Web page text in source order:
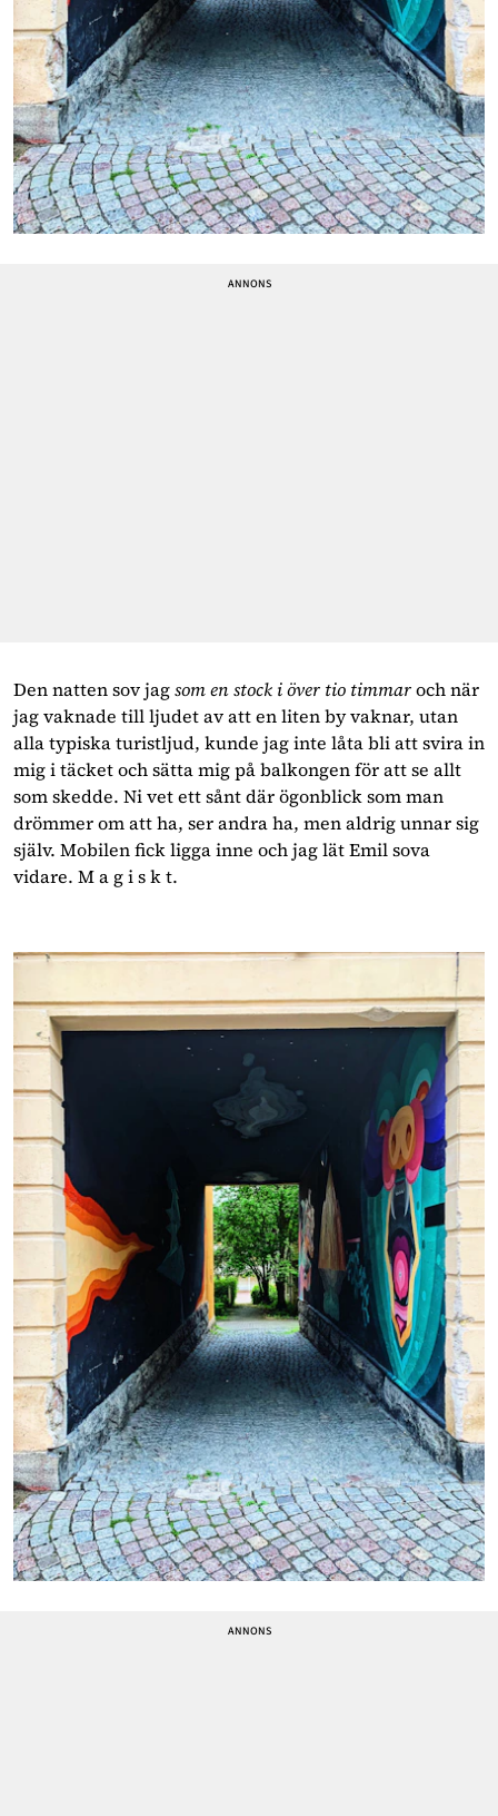
Den natten sov jag som en stock i över tio timmar och när
jag vaknade till ljudet av att en liten by vaknar, utan
alla typiska turistljud, kunde jag inte låta bli att svira in
mig i täcket och sätta mig på balkongen för att se allt
som skedde. Ni vet ett sånt där ögonblick som man
drömmer om att ha, ser andra ha, men aldrig unnar sig
själv. Mobilen fick ligga inne och jag lät Emil sova
vidare. M a g i s k t.